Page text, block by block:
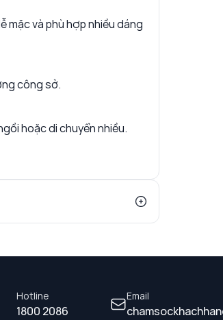
mặc và phù hợp nhiều dáng
công sở.
hoặc di chuyển nhiều.
Hotline
1800 2086
Email